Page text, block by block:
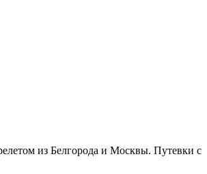
из Белгорода и Москвы. Путевки с